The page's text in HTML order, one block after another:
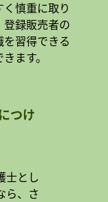
慎重に取り
録販売者の
習得できる
ます。
つけ
士とし
ら、さ